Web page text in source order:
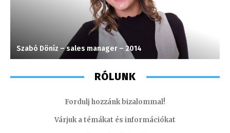
Szabó Döníz – sales manager – 2014
RÓLUNK
Fordulj hozzánk bizalommal!
Várjuk a témákat és információkat